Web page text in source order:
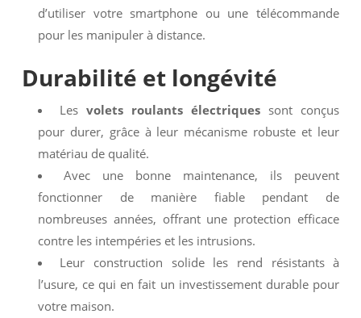
d’utiliser votre smartphone ou une télécommande
pour les manipuler à distance.
Durabilité et longévité
Les volets roulants électriques sont conçus
pour durer, grâce à leur mécanisme robuste et leur
matériau de qualité.
Avec une bonne maintenance, ils peuvent
fonctionner de manière fiable pendant de
nombreuses années, offrant une protection efficace
contre les intempéries et les intrusions.
Leur construction solide les rend résistants à
l’usure, ce qui en fait un investissement durable pour
votre maison.